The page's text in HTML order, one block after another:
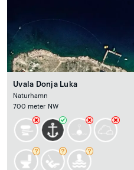
Uvala Donja Luka
Naturhamn
700 meter NW